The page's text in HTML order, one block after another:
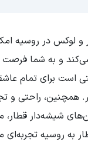
و لوکس در روسیه
و به شما
است برای تمام
همچنین، راحتی و
شیشه‌دار قطار،
به روسیه